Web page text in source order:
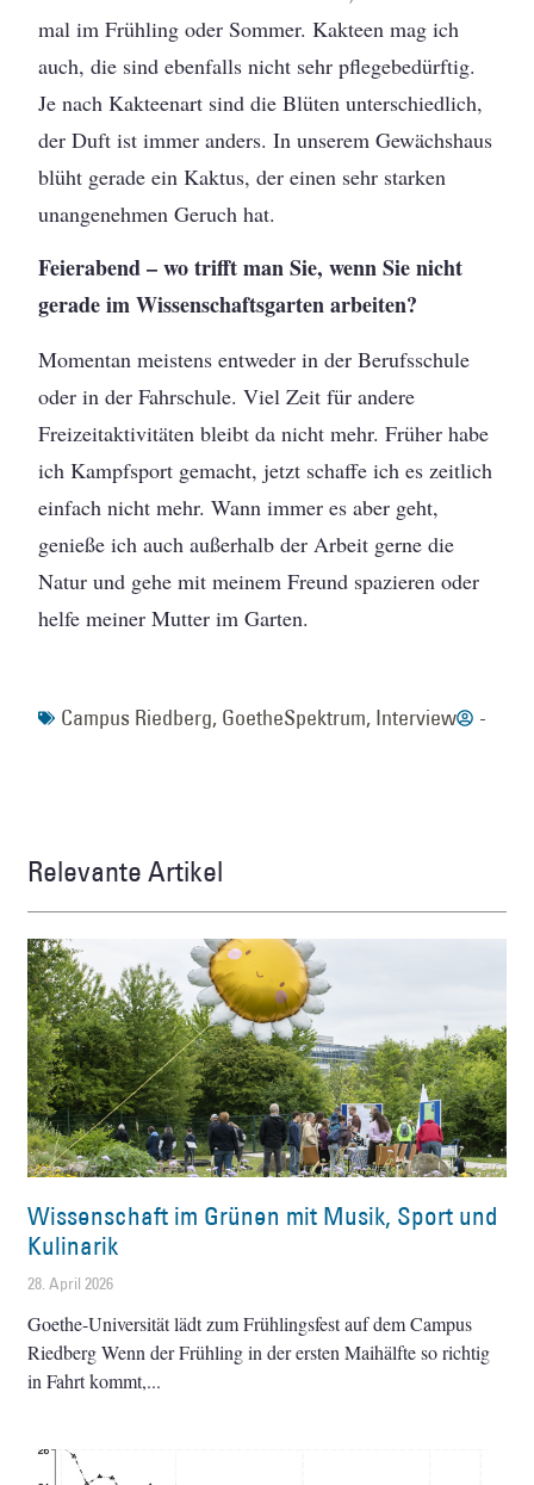
mal im Frühling oder Sommer. Kakteen mag ich
auch, die sind ebenfalls nicht sehr pflegebedürftig.
Je nach Kakteenart sind die Blüten unterschiedlich,
der Duft ist immer anders. In unserem Gewächshaus
blüht gerade ein Kaktus, der einen sehr starken
unangenehmen Geruch hat.
Feierabend – wo trifft man Sie, wenn Sie nicht
gerade im Wissenschaftsgarten arbeiten?
Momentan meistens entweder in der Berufsschule
oder in der Fahrschule. Viel Zeit für andere
Freizeitaktivitäten bleibt da nicht mehr. Früher habe
ich Kampfsport gemacht, jetzt schaffe ich es zeitlich
einfach nicht mehr. Wann immer es aber geht,
genieße ich auch außerhalb der Arbeit gerne die
Natur und gehe mit meinem Freund spazieren oder
helfe meiner Mutter im Garten.
Campus Riedberg, GoetheSpektrum, Interview -
Relevante Artikel
Wissenschaft im Grünen mit Musik, Sport und
Kulinarik
28. April 2026
Goethe-Universität lädt zum Frühlingsfest auf dem Campus
Riedberg Wenn der Frühling in der ersten Maihälfte so richtig
in Fahrt kommt,